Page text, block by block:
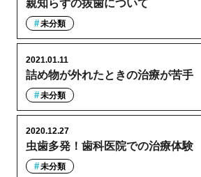
親知らずの抜歯について
未分類
詰め物が外れたときの治療が苦手
2021.01.11
未分類
虫歯多発！歯科医院での治療体験
2020.12.27
未分類